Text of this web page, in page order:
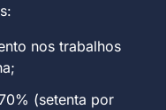
nos trabalhos
(setenta por